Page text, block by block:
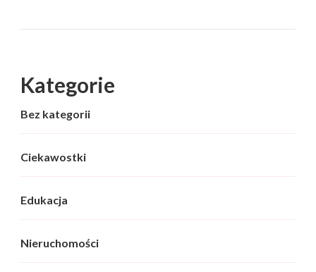
Kategorie
Bez kategorii
Ciekawostki
Edukacja
Nieruchomości